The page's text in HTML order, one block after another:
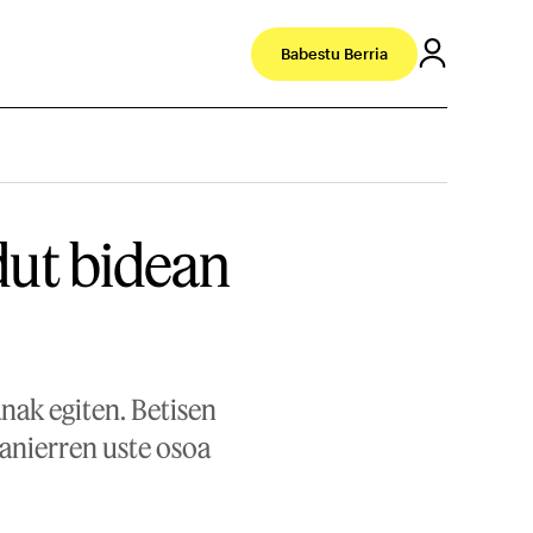
Babestu Berria
bidean
egiten. Betisen
uste osoa